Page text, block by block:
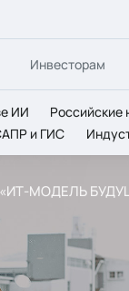
Инвесторам
ИИ Российские
и ГИС
«ИТ-МОДЕЛЬ